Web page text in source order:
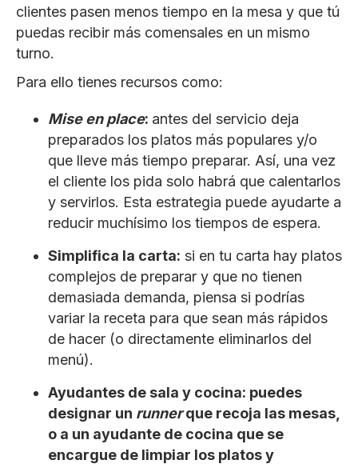
clientes pasen menos tiempo en la mesa y que tú
puedas recibir más comensales en un mismo
turno.
Para ello tienes recursos como:
Mise en place: antes del servicio deja
preparados los platos más populares y/o
que lleve más tiempo preparar. Así, una vez
el cliente los pida solo habrá que calentarlos
y servirlos. Esta estrategia puede ayudarte a
reducir muchísimo los tiempos de espera.
Simplifica la carta: si en tu carta hay platos
complejos de preparar y que no tienen
demasiada demanda, piensa si podrías
variar la receta para que sean más rápidos
de hacer (o directamente eliminarlos del
menú).
Ayudantes de sala y cocina: puedes
designar un runnerque recoja las mesas,
o a un ayudante de cocina que se
encargue de limpiar los platos y